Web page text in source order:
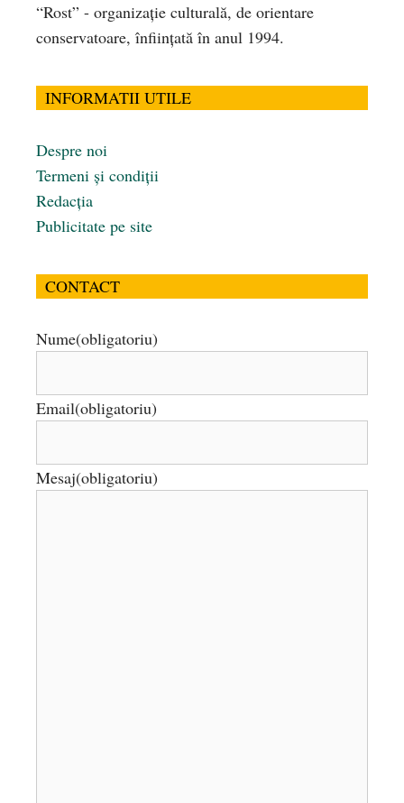
“Rost” - organizaţie culturală, de orientare
conservatoare, înfiinţată în anul 1994.
INFORMATII UTILE
Despre noi
Termeni și condiții
Redacția
Publicitate pe site
CONTACT
Nume(obligatoriu)
Email(obligatoriu)
Mesaj(obligatoriu)